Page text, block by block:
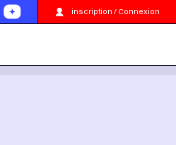
inscription / Connexion